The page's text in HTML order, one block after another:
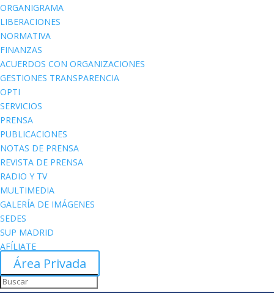
ORGANIGRAMA
LIBERACIONES
NORMATIVA
FINANZAS
ACUERDOS CON ORGANIZACIONES
GESTIONES TRANSPARENCIA
OPTI
SERVICIOS
PRENSA
PUBLICACIONES
NOTAS DE PRENSA
REVISTA DE PRENSA
RADIO Y TV
MULTIMEDIA
GALERÍA DE IMÁGENES
SEDES
SUP MADRID
AFÍLIATE
Área Privada